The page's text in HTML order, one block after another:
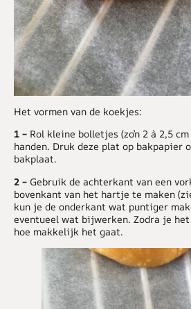
Het vormen van de koekjes:
1 – Rol kleine bolletjes (zo’n 2 à 2,5
handen. Druk deze plat op bakpapier
bakplaat.
2 – Gebruik de achterkant van een
bovenkant van het hartje te maken
kun je de onderkant wat puntiger
eventueel wat bijwerken. Zodra je
hoe makkelijk het gaat.